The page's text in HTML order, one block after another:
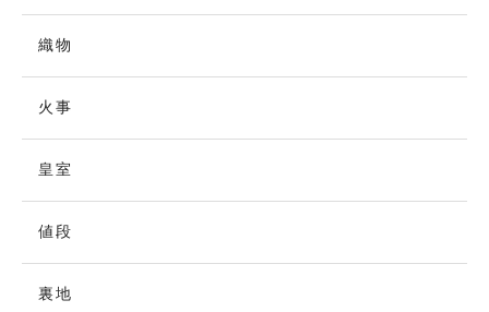
織物
火事
皇室
値段
裏地